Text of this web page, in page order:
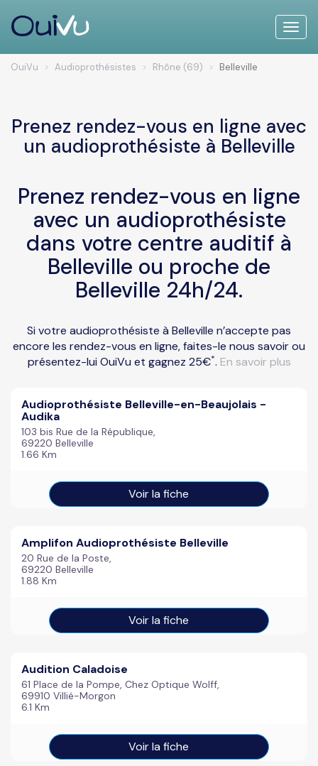
Toggle
OuiVu Audioprothésistes Rhône (69) Belleville
Prenez rendez-vous en ligne avec
un audioprothésiste à Belleville
Prenez rendez-vous en ligne
avec un audioprothésiste
dans votre centre auditif à
Belleville ou proche de
Belleville 24h/24.
Si votre audioprothésiste à Belleville n’accepte pas
encore les rendez-vous en ligne, faites-le nous savoir ou
présentez-lui OuiVu et gagnez 25€*. En savoir plus
Audioprothésiste Belleville-en-Beaujolais -
Audika
103 bis Rue de la République,
69220 Belleville
1.66 Km
Voir la fiche
Amplifon Audioprothésiste Belleville
20 Rue de la Poste,
69220 Belleville
1.88 Km
Voir la fiche
Audition Caladoise
61 Place de la Pompe, Chez Optique Wolff,
69910 Villié-Morgon
6.1 Km
Voir la fiche